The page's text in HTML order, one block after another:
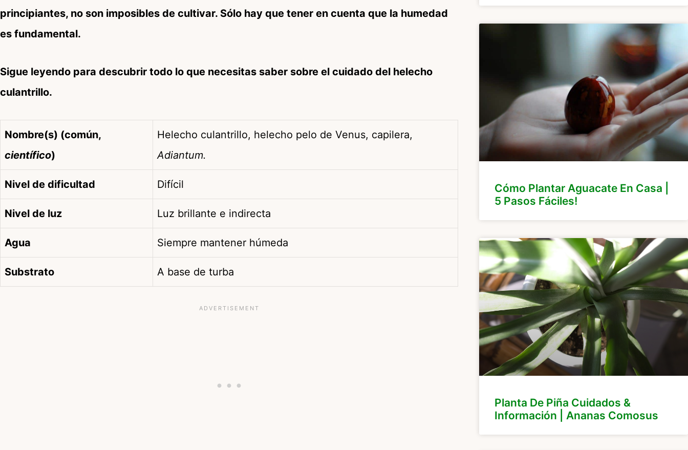
principiantes, no son imposibles de cultivar. Sólo hay que tener en cuenta que la humedad
es fundamental.
Sigue leyendo para descubrir todo lo que necesitas saber sobre el cuidado del helecho
culantrillo.
Nombre(s) (común,
científico)
Helecho culantrillo, helecho pelo de Venus, capilera,
Adiantum.
Nivel de dificultad Difícil
Nivel de luz Luz brillante e indirecta
Agua Siempre mantener húmeda
Substrato A base de turba
Cómo Plantar Aguacate En Casa |
5 Pasos Fáciles!
Planta De Piña Cuidados &
Información | Ananas Comosus